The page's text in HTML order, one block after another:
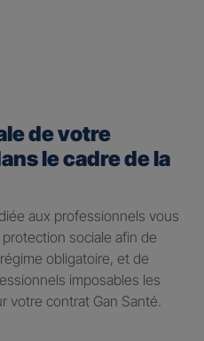
de votre
le cadre de la
aux professionnels vous
sociale afin de
obligatoire, et de
imposables les
votre contrat Gan Santé.